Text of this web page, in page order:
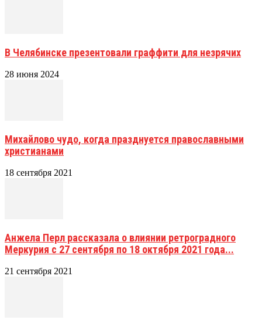
В Челябинске презентовали граффити для незрячих
28 июня 2024
Михайлово чудо, когда празднуется православными
христианами
18 сентября 2021
Анжела Перл рассказала о влиянии ретроградного
Меркурия с 27 сентября по 18 октября 2021 года...
21 сентября 2021